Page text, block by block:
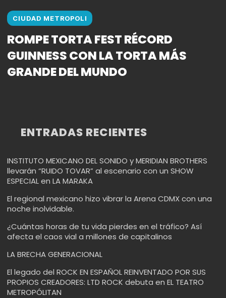
CIUDAD METROPOLI
ROMPE TORTA FEST RÉCORD
GUINNESS CON LA TORTA MÁS
GRANDE DEL MUNDO
ENTRADAS RECIENTES
INSTITUTO MEXICANO DEL SONIDO y MERIDIAN BROTHERS
llevarán “RUIDO TOVAR” al escenario con un SHOW
ESPECIAL en LA MARAKA
El regional mexicano hizo vibrar la Arena CDMX con una
noche inolvidable.
¿Cuántas horas de tu vida pierdes en el tráfico? Así
afecta el caos vial a millones de capitalinos
LA BRECHA GENERACIONAL
El legado del ROCK EN ESPAÑOL REINVENTADO POR SUS
PROPIOS CREADORES: LTD ROCK debuta en EL TEATRO
METROPÓLITAN